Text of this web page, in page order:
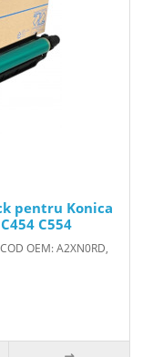
pentru Konica
C554
OEM: A2XN0RD,